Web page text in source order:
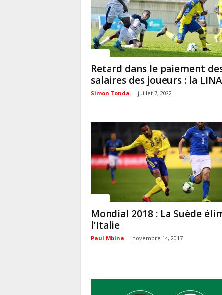
Retard dans le paiement
salaires des joueurs : la
Simon Tonda - juillet 7, 2022
Mondial 2018 : La Suède
l’Italie
Paul Mbina - novembre 14, 2017